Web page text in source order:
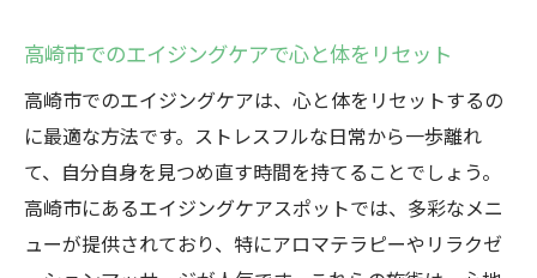
高崎市でのエイジングケアで心と体をリセット
高崎市でのエイジングケアは、心と体をリセットするの
に最適な方法です。ストレスフルな日常から一歩離れ
て、自分自身を見つめ直す時間を持てることでしょう。
高崎市にあるエイジングケアスポットでは、多彩なメニ
ューが提供されており、特にアロマテラピーやリラクゼ